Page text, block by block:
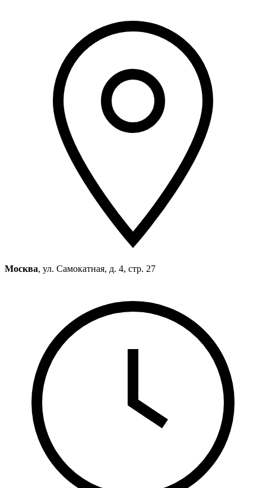
Москва, ул. Самокатная, д. 4, стр. 27